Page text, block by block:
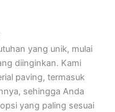
yang unik, mulai
diinginkan. Kami
paving, termasuk
sehingga Anda
yang paling sesuai